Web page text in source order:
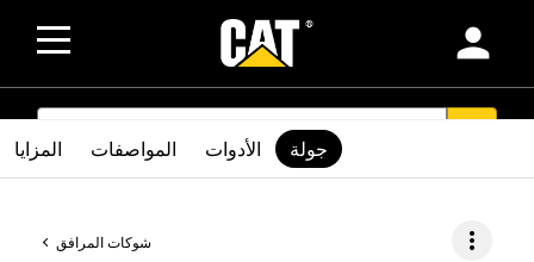
person
SEARCH
شوكات المرافق more_vert
المزايا المواصفات الأدوات جولة